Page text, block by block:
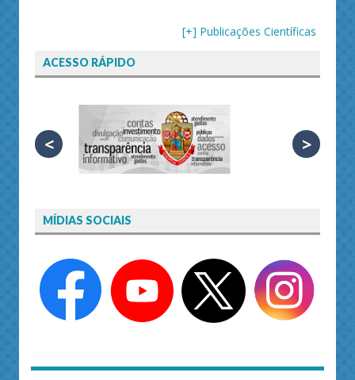
[+] Publicações Científicas
ACESSO RÁPIDO
< >
MÍDIAS SOCIAIS